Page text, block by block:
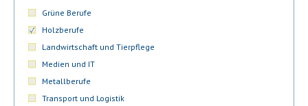
Grüne Berufe
Holzberufe
Landwirtschaft und Tierpflege
Medien und IT
Metallberufe
Transport und Logistik